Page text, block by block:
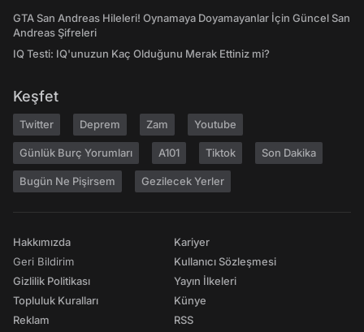
GTA San Andreas Hileleri! Oynamaya Doyamayanlar İçin Güncel San
Andreas Şifreleri
IQ Testi: IQ'unuzun Kaç Olduğunu Merak Ettiniz mi?
Keşfet
Twitter Deprem Zam Youtube
Günlük Burç Yorumları A101 Tiktok Son Dakika
Bugün Ne Pişirsem Gezilecek Yerler
Hakkımızda
Geri Bildirim
Gizlilik Politikası
Topluluk Kuralları
Reklam
Kariyer
Kullanıcı Sözleşmesi
Yayın İlkeleri
Künye
RSS